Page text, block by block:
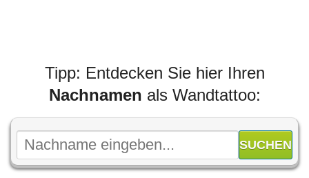
Tipp: Entdecken Sie hier Ihren
Nachnamen als Wandtattoo: